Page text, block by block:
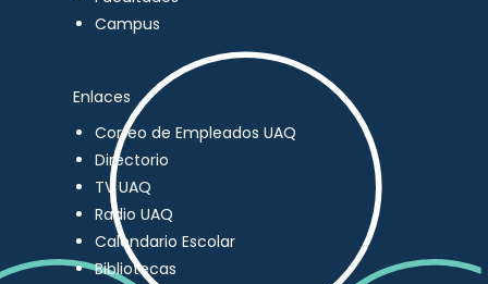
Campus
Enlaces
Correo de Empleados UAQ
Directorio
TV UAQ
Radio UAQ
Calendario Escolar
Bibliotecas